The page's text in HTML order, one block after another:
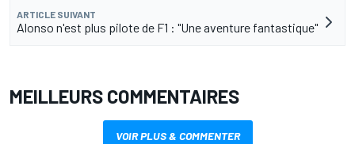
ARTICLE SUIVANT
Alonso n'est plus pilote de F1 : "Une aventure fantastique"
MEILLEURS COMMENTAIRES
VOIR PLUS & COMMENTER